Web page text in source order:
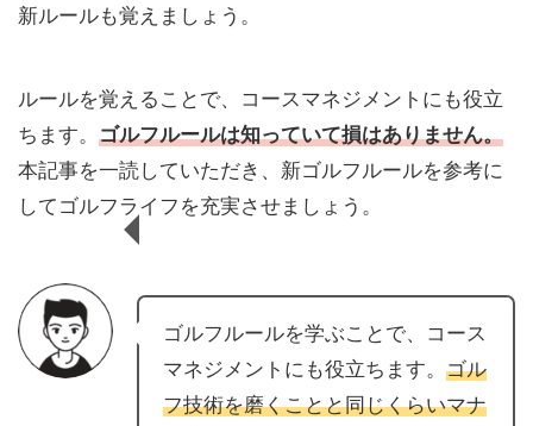
新ルールも覚えましょう。
ルールを覚えることで、コースマネジメントにも役立
ちます。 ゴルフルールは知っていて損はありません。
本記事を一読していただき、新ゴルフルールを参考に
してゴルフライフを充実させましょう。
ゴルフルールを学ぶことで、コース
マネジメントにも役立ちます。 ゴル
フ技術を磨くことと同じくらいマナ